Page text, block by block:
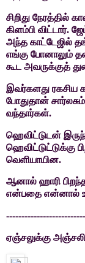
சிறிது நேரத்தில்
கிளம்பி விட்டார்.
அந்த காட்டேஜில்
எங்கு போனாலும்
கூட அவருக்குத்
இவர்களது ரகசிய
போதுதான் சார்லசும்
வந்தார்கள்.
ஹெவிட்டுடன்
ஹெவிட்டுட்டுக்கு
வெளியாயின.
ஆனால் ஹாரி
என்பதை என்னால்
ஏஞ்சலுக்கு